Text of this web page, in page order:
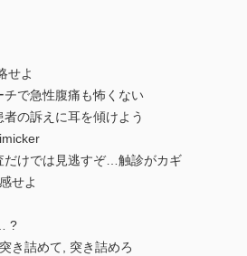
よ
で急性腹痛も怖くない
の訴えに耳を傾けよう
けでは見逃すぞ…触診がカギ
せよ
?
詰めて, 突き詰めろ